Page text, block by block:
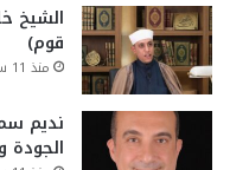
الشيخ
قوم)
منذ 11 ساعة
نديم